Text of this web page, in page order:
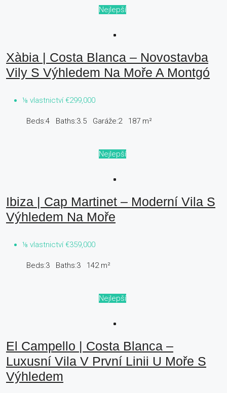
Nejlepší
Xàbia | Costa Blanca – Novostavba
Vily S Výhledem Na Moře A Montgó
⅛ vlastnictví€299,000
Beds:4 Baths:3.5 Garáže:2 187 m²
Nejlepší
Ibiza | Cap Martinet – Moderní Vila S
Výhledem Na Moře
⅛ vlastnictví€359,000
Beds:3 Baths:3 142 m²
Nejlepší
El Campello | Costa Blanca –
Luxusní Vila V První Linii U Moře S
Výhledem